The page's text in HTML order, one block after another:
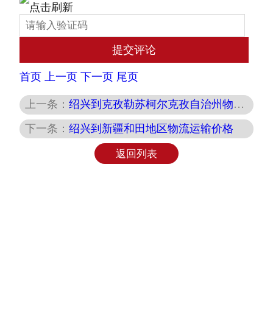
首页 上一页 下一页 尾页
上一条： 绍兴到克孜勒苏柯尔克孜自治州物流运输价格
下一条： 绍兴到新疆和田地区物流运输价格
返回列表